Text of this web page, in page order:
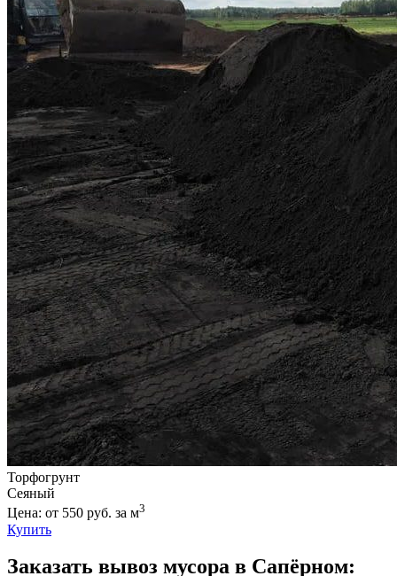
Торфогрунт
Сеяный
Цена: от 550 руб. за м3
Купить
Заказать вывоз мусора в Сапёрном: